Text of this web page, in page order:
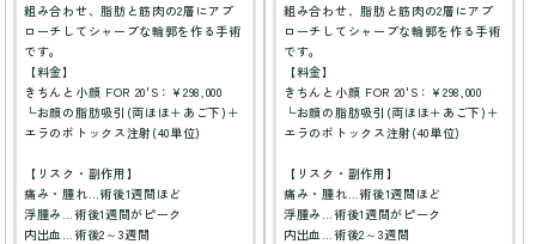
組み合わせ、脂肪と筋肉の2層にアプ
ローチしてシャープな輪郭を作る手術
です。
【料金】
きちんと小顔 FOR 20'S：¥298,000
└お顔の脂肪吸引(両ほほ＋あご下)＋
エラのボトックス注射(40単位)
【リスク・副作用】
痛み・腫れ…術後1週間ほど
浮腫み…術後1週間がピーク
内出血…術後2～3週間
組み合わせ、脂肪と筋肉の2層にアプ
ローチしてシャープな輪郭を作る手術
です。
【料金】
きちんと小顔 FOR 20'S：¥298,000
└お顔の脂肪吸引(両ほほ＋あご下)＋
エラのボトックス注射(40単位)
【リスク・副作用】
痛み・腫れ…術後1週間ほど
浮腫み…術後1週間がピーク
内出血…術後2～3週間